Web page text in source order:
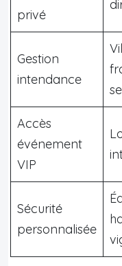
privé
Gestion
intendance
Accès
événement
VIP
Sécurité
personnalisée